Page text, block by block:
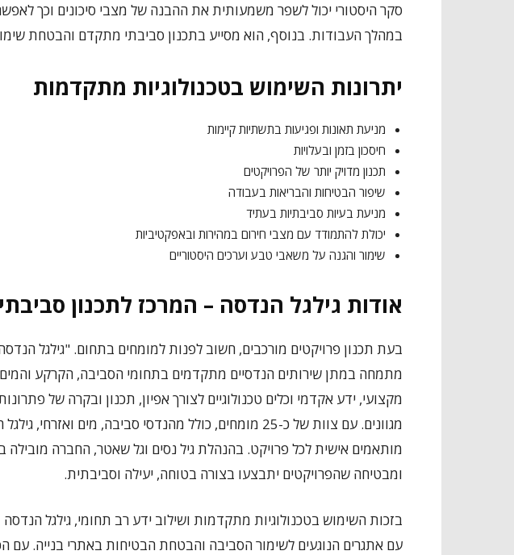
סקר היסטורי יכול לשפר משמעותית את ההבנה של מצבי סיכונים וכך
במהלך העבודות. בנוסף, הוא מסייע בתכנון סביבתי מתקדם והבטחת
יתרונות השימוש בטכנולוגיות מתקדמות
מניעת תאונות ופגיעות בתשתיות קיימות
חיסכון בזמן ובעלויות
תכנון מדויק יותר של הפרויקטים
שיפור הבטיחות והבריאות בעבודה
מניעת בעיות סביבתיות בעתיד
יכולת להתמודד עם מצבי חירום במהירות ובאפקטיביות
שימור והגנה על משאבי טבע וערכים היסטוריים
אודות גילגל הנדסה – המרכז לתכנון סביבתי
בעת תכנון פרויקטים מורכבים, חשוב לפנות למומחים בתחום. "גילגל
מתמחה במתן שירותים הנדסיים מתקדמים בתחומי הסביבה, הקרקע
מקצועי, ידע אקדמי וכלים טכנולוגיים לצורך אפיון, תכנון ובקרה של
מגוונים. עם צוות של כ-25 מומחים, כולל מהנדסי סביבה, מים
מותאמים אישית לכל פרויקט. בהנהלת גיל נסים וגל שאטר, החברה מובילה
ומבטיחה שהפרויקטים יתבצעו בצורה בטוחה, יעילה וסביבתית.
בזכות השימוש בטכנולוגיות מתקדמות ושילוב ידע רב תחומי, גילגל
עם אתגרים הנוגעים לשימור הסביבה והבטחת הבטיחות באתרי בנייה. עם